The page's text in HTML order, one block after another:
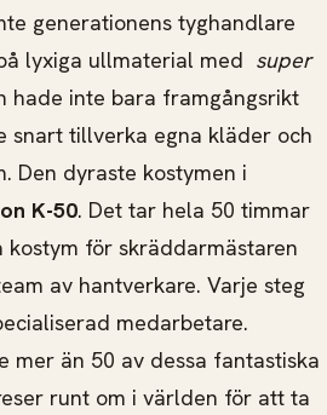
generationens tyghandlare
lyxiga ullmaterial med super
hade inte bara framgångsrikt
snart tillverka egna kläder och
Den dyraste kostymen i
K-50. Det tar hela 50 timmar
för skräddarmästaren
av hantverkare. Varje steg
medarbetare.
mer än 50 av dessa fantastiska
runt om i världen för att ta